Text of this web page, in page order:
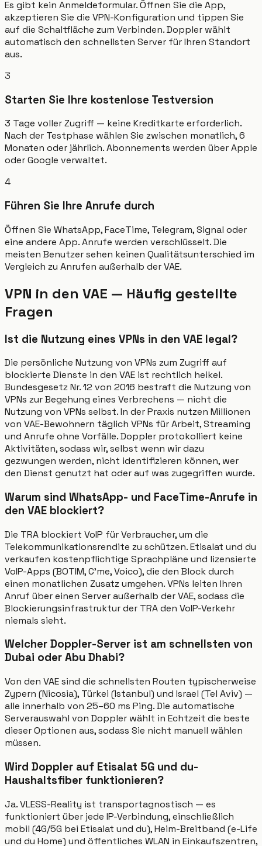
Es gibt kein Anmeldeformular. Öffnen Sie die App,
akzeptieren Sie die VPN-Konfiguration und tippen Sie
auf die Schaltfläche zum Verbinden. Doppler wählt
automatisch den schnellsten Server für Ihren Standort
aus.
3
Starten Sie Ihre kostenlose Testversion
3 Tage voller Zugriff — keine Kreditkarte erforderlich.
Nach der Testphase wählen Sie zwischen monatlich, 6
Monaten oder jährlich. Abonnements werden über Apple
oder Google verwaltet.
4
Führen Sie Ihre Anrufe durch
Öffnen Sie WhatsApp, FaceTime, Telegram, Signal oder
eine andere App. Anrufe werden verschlüsselt. Die
meisten Benutzer sehen keinen Qualitätsunterschied im
Vergleich zu Anrufen außerhalb der VAE.
VPN in den VAE — Häufig gestellte
Fragen
Ist die Nutzung eines VPNs in den VAE legal?
Die persönliche Nutzung von VPNs zum Zugriff auf
blockierte Dienste in den VAE ist rechtlich heikel.
Bundesgesetz Nr. 12 von 2016 bestraft die Nutzung von
VPNs zur Begehung eines Verbrechens — nicht die
Nutzung von VPNs selbst. In der Praxis nutzen Millionen
von VAE-Bewohnern täglich VPNs für Arbeit, Streaming
und Anrufe ohne Vorfälle. Doppler protokolliert keine
Aktivitäten, sodass wir, selbst wenn wir dazu
gezwungen werden, nicht identifizieren können, wer
den Dienst genutzt hat oder auf was zugegriffen wurde.
Warum sind WhatsApp- und FaceTime-Anrufe in
den VAE blockiert?
Die TRA blockiert VoIP für Verbraucher, um die
Telekommunikationsrendite zu schützen. Etisalat und du
verkaufen kostenpflichtige Sprachpläne und lizensierte
VoIP-Apps (BOTIM, C'me, Voico), die den Block durch
einen monatlichen Zusatz umgehen. VPNs leiten Ihren
Anruf über einen Server außerhalb der VAE, sodass die
Blockierungsinfrastruktur der TRA den VoIP-Verkehr
niemals sieht.
Welcher Doppler-Server ist am schnellsten von
Dubai oder Abu Dhabi?
Von den VAE sind die schnellsten Routen typischerweise
Zypern (Nicosia), Türkei (Istanbul) und Israel (Tel Aviv) —
alle innerhalb von 25–60 ms Ping. Die automatische
Serverauswahl von Doppler wählt in Echtzeit die beste
dieser Optionen aus, sodass Sie nicht manuell wählen
müssen.
Wird Doppler auf Etisalat 5G und du-
Haushaltsfiber funktionieren?
Ja. VLESS-Reality ist transportagnostisch — es
funktioniert über jede IP-Verbindung, einschließlich
mobil (4G/5G bei Etisalat und du), Heim-Breitband (e-Life
und du Home) und öffentliches WLAN in Einkaufszentren,